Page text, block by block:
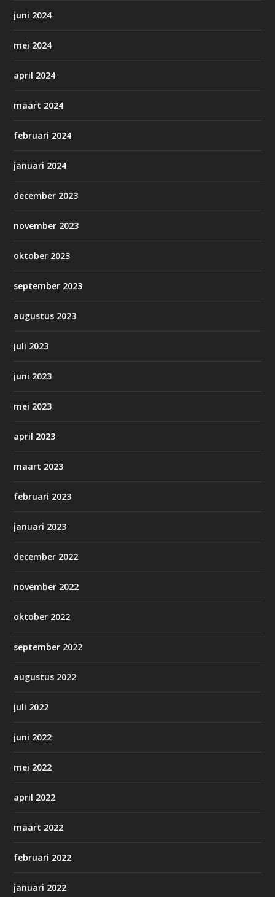
juni 2024
mei 2024
april 2024
maart 2024
februari 2024
januari 2024
december 2023
november 2023
oktober 2023
september 2023
augustus 2023
juli 2023
juni 2023
mei 2023
april 2023
maart 2023
februari 2023
januari 2023
december 2022
november 2022
oktober 2022
september 2022
augustus 2022
juli 2022
juni 2022
mei 2022
april 2022
maart 2022
februari 2022
januari 2022